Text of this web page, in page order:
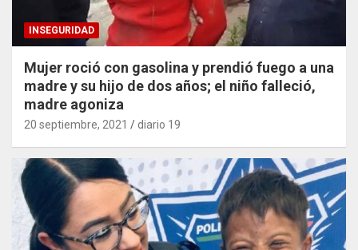
INSEGURIDAD
Mujer roció con gasolina y prendió fuego a una
madre y su hijo de dos años; el niño falleció,
madre agoniza
20 septiembre, 2021 diario 19